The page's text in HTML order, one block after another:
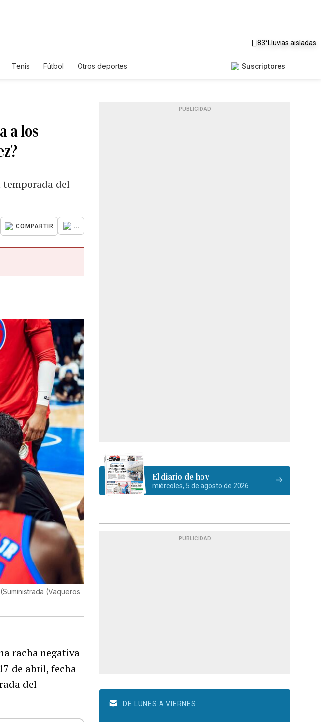
83°Lluvias aisladas
Tenis Fútbol Otros deportes Suscriptores
a los
temporada del
COMPARTIR ...
(Suministrada (Vaqueros
racha negativa
de abril, fecha
del
PUBLICIDAD
El diario de hoy
miércoles, 5 de agosto de 2026
PUBLICIDAD
DE LUNES A VIERNES